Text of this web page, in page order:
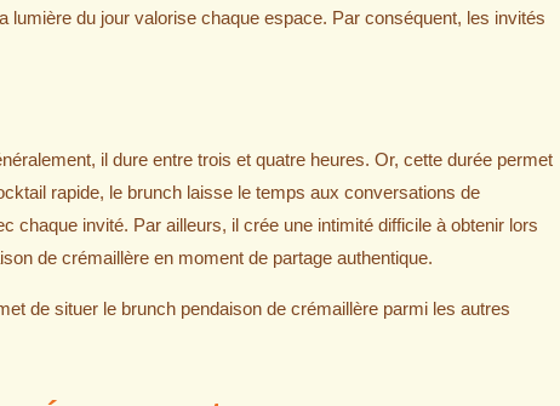
du jour valorise chaque espace. Par conséquent, les invités
il dure entre trois et quatre heures. Or, cette durée permet
rapide, le brunch laisse le temps aux conversations de
chaque invité. Par ailleurs, il crée une intimité difficile à obtenir lors
de crémaillère en moment de partage authentique.
de situer le brunch pendaison de crémaillère parmi les autres